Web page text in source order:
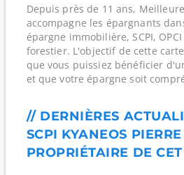
Depuis près de 11 ans,
accompagne les épargnants
épargne immobilière, SCPI,
forestier. L'objectif de cette
que vous puissiez bénéficier
et que votre épargne soit
// DERNIÈRES
SCPI KYANEOS PIERRE
PROPRIÉTAIRE DE